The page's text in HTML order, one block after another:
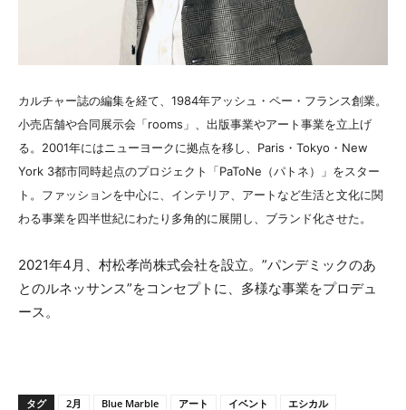
カルチャー誌の編集を経て、1984年アッシュ・ペー・フランス創業。
小売店舗や合同展示会「rooms」、出版事業やアート事業を立上げ
る。2001年にはニューヨークに拠点を移し、Paris・Tokyo・New
York 3都市同時起点のプロジェクト「PaToNe（パトネ）」をスター
ト。ファッションを中心に、インテリア、アートなど生活と文化に関
わる事業を四半世紀にわたり多角的に展開し、ブランド化させた。
2021年4月、村松孝尚株式会社を設立。”パンデミックのあ
とのルネッサンス”をコンセプトに、多様な事業をプロデュ
ース。
タグ 2月 Blue Marble アート イベント
エシカル